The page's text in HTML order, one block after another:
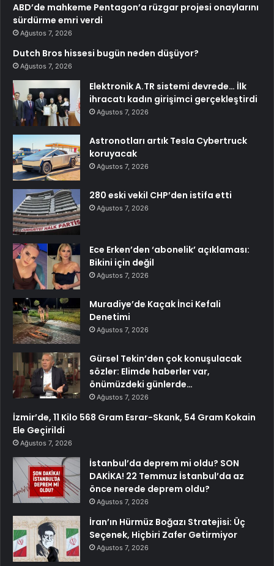
ABD’de mahkeme Pentagon’a rüzgar projesi onaylarını
sürdürme emri verdi
Ağustos 7, 2026
Dutch Bros hissesi bugün neden düşüyor?
Ağustos 7, 2026
Elektronik A.TR sistemi devrede… İlk
ihracatı kadın girişimci gerçekleştirdi
Ağustos 7, 2026
Astronotları artık Tesla Cybertruck
koruyacak
Ağustos 7, 2026
280 eski vekil CHP’den istifa etti
Ağustos 7, 2026
Ece Erken’den ‘abonelik’ açıklaması:
Bikini için değil
Ağustos 7, 2026
Muradiye’de Kaçak İnci Kefali
Denetimi
Ağustos 7, 2026
Gürsel Tekin’den çok konuşulacak
sözler: Elimde haberler var,
önümüzdeki günlerde…
Ağustos 7, 2026
İzmir’de, 11 Kilo 568 Gram Esrar-Skank, 54 Gram Kokain
Ele Geçirildi
Ağustos 7, 2026
İstanbul’da deprem mi oldu? SON
DAKİKA! 22 Temmuz İstanbul’da az
önce nerede deprem oldu?
Ağustos 7, 2026
İran’ın Hürmüz Boğazı Stratejisi: Üç
Seçenek, Hiçbiri Zafer Getirmiyor
Ağustos 7, 2026